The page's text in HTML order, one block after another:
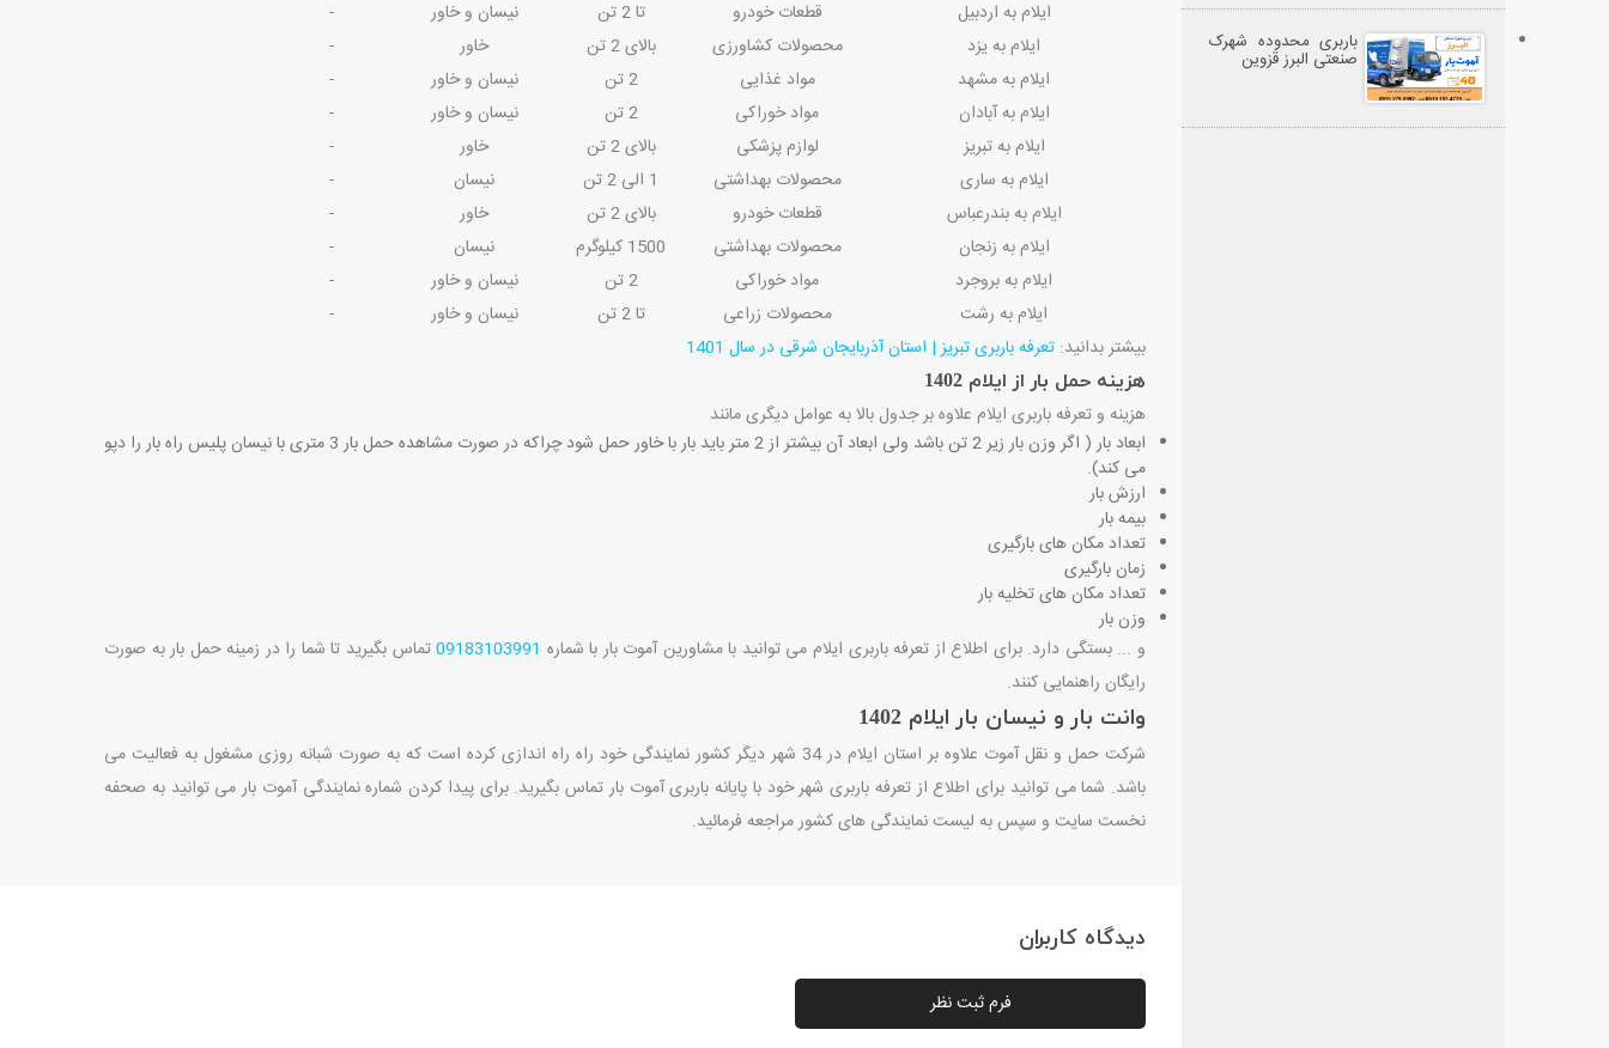
ایلام به اردبیل
قطعات خودرو تا 2 تن نیسان و خاور
-
ایلام به یزد
محصولات کشاورزی بالای 2 تن خاور
-
ایلام به مشهد
مواد غذایی 2 تن نیسان و خاور
-
ایلام به آبادان
مواد خوراکی 2 تن نیسان و خاور
-
ایلام به تبریز
لوازم پزشکی بالای 2 تن خاور
-
ایلام به ساری
محصولات بهداشتی 1 الی 2 تن نیسان
-
ایلام به بندرعباس
قطعات خودرو بالای 2 تن خاور
-
ایلام به زنجان
محصولات بهداشتی 1500 کیلوگرم نیسان
-
ایلام به بروجرد
مواد خوراکی 2 تن نیسان و خاور
-
ایلام به رشت
محصولات زراعی تا 2 تن نیسان و خاور
-
بیشتر بدانید: تعرفه باربری تبریز | استان آذربایجان شرقی در سال 1401
هزینه حمل بار از ایلام 1402
هزینه و تعرفه باربری ایلام علاوه بر جدول بالا به عوامل دیگری مانند
ابعاد بار ( اگر وزن بار زیر 2 تن باشد ولی ابعاد آن بیشتر از 2 متر باید بار با خاور حمل شود چراکه در صورت مشاهده حمل بار 3 متری با نیسان پلیس راه بار را دپو
می کند).
ارزش بار
بیمه بار
تعداد مکان های بارگیری
زمان بارگیری
تعداد مکان های تخلیه بار
وزن بار
و ... بستگی دارد. برای اطلاع از تعرفه باربری ایلام می توانید با مشاورین آموت بار با شماره 09183103991تماس بگیرید تا شما را در زمینه حمل بار به صورت
رایگان راهنمایی کنند.
وانت بار و نیسان بار ایلام 1402
شرکت حمل و نقل آموت علاوه بر استان ایلام در 34 شهر دیگر کشور نمایندگی خود راه راه اندازی کرده است که به صورت شبانه روزی مشغول به فعالیت می
باشد. شما می توانید برای اطلاع از تعرفه باربری شهر خود با پایانه باربری آموت بار تماس بگیرید. برای پیدا کردن شماره نمایندگی آموت بار می توانید به صحفه
نخست سایت و سپس به لیست نمایندگی های کشور مراجعه فرمائید.
دیدگاه کاربران
فرم ثبت نظر
باربری محدوده شهرک
صنعتی البرز قزوین